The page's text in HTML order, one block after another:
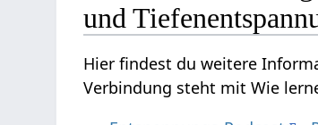
und
Hier findest du weitere
Verbindung steht mit Wie